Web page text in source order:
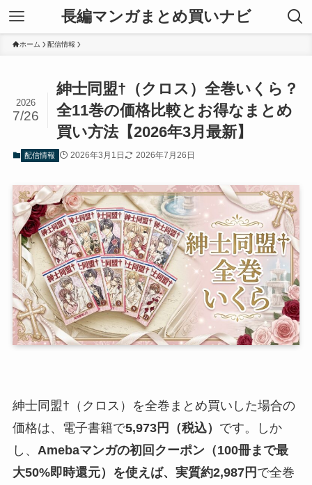
長編マンガまとめ買いナビ
ホーム 配信情報
紳士同盟†（クロス）全巻いくら？
全11巻の価格比較とお得なまとめ
買い方法【2026年3月最新】
2026
7/26
配信情報 2026年3月1日 2026年7月26日
紳士同盟†（クロス）を全巻まとめ買いした場合の
価格は、電子書籍で5,973円（税込） です。しか
し、 Amebaマンガの初回クーポン（100冊まで最
大50%即時還元）を使えば、実質約2,987円 で全巻